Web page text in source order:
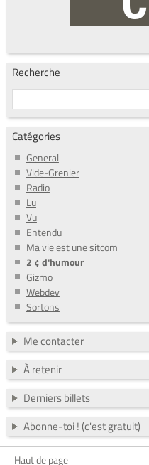
Recherche
Catégories
General
Vide-Grenier
Radio
Lu
Vu
Entendu
Ma vie est une sitcom
2 ¢ d'humour
Gizmo
Webdev
Sortons
Me contacter
À retenir
Derniers billets
Abonne-toi ! (c'est gratuit)
Haut de page